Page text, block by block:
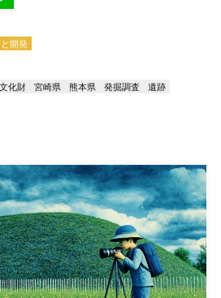
開発
化財 宮崎県 熊本県 発掘調査 遺跡